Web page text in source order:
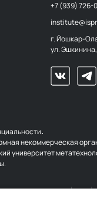
+7 (939) 726-
г. Йошкар-
ул.
.
некоммерческая
университет